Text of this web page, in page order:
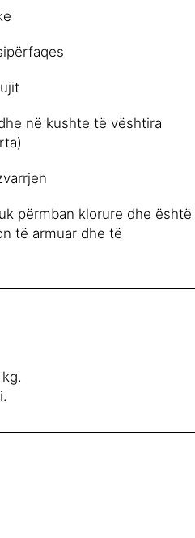
në kushte të vështira
përmban klorure dhe është
të armuar dhe të